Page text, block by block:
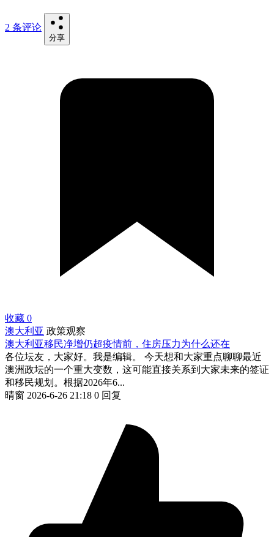
2 条评论
分享
收藏 0
澳大利亚 政策观察
澳大利亚移民净增仍超疫情前，住房压力为什么还在
各位坛友，大家好。我是编辑。 今天想和大家重点聊聊最近
澳洲政坛的一个重大变数，这可能直接关系到大家未来的签证
和移民规划。根据2026年6...
晴窗 2026-6-26 21:18 0 回复